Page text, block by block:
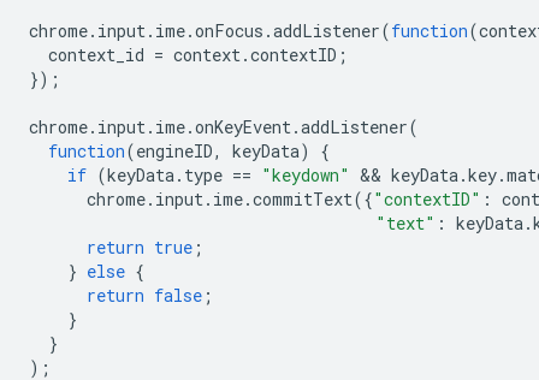
chrome. input. ime.onFocus .addListener(function(
context_id = context.contextID ;
});
chrome. input. ime.onKeyEvent.addListener(
function(engineID, keyData)
{
if (keyData. type == "keydown" && keyData.key.
chrome. input. ime.commitText({"contextID" :
"text" : keyData.
return true ;
} else {
return false ;
}
}
);